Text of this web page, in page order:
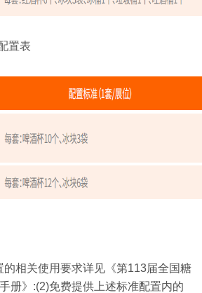
置表
的相关使用要求详见《第113届全国糖
册》:(2)免费提供上述标准配置内的